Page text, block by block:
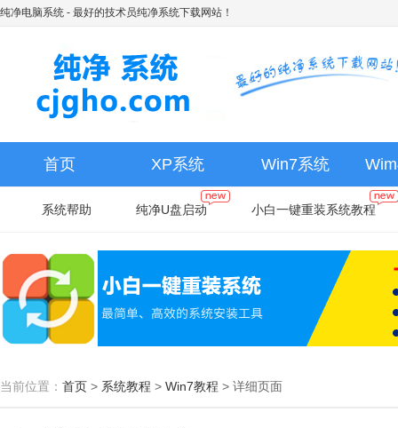
纯净电脑系统 - 最好的技术员纯净系统下载网站！
首页 XP系统 Win7系统
系统帮助 纯净U盘启动 小白一键重装系统教程
当前位置： 首页 > 系统教程 > Win7教程 > 详细页面